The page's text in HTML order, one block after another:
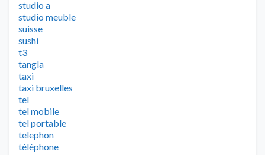
studio a
studio meuble
suisse
sushi
t3
tangla
taxi
taxi bruxelles
tel
tel mobile
tel portable
telephon
téléphone